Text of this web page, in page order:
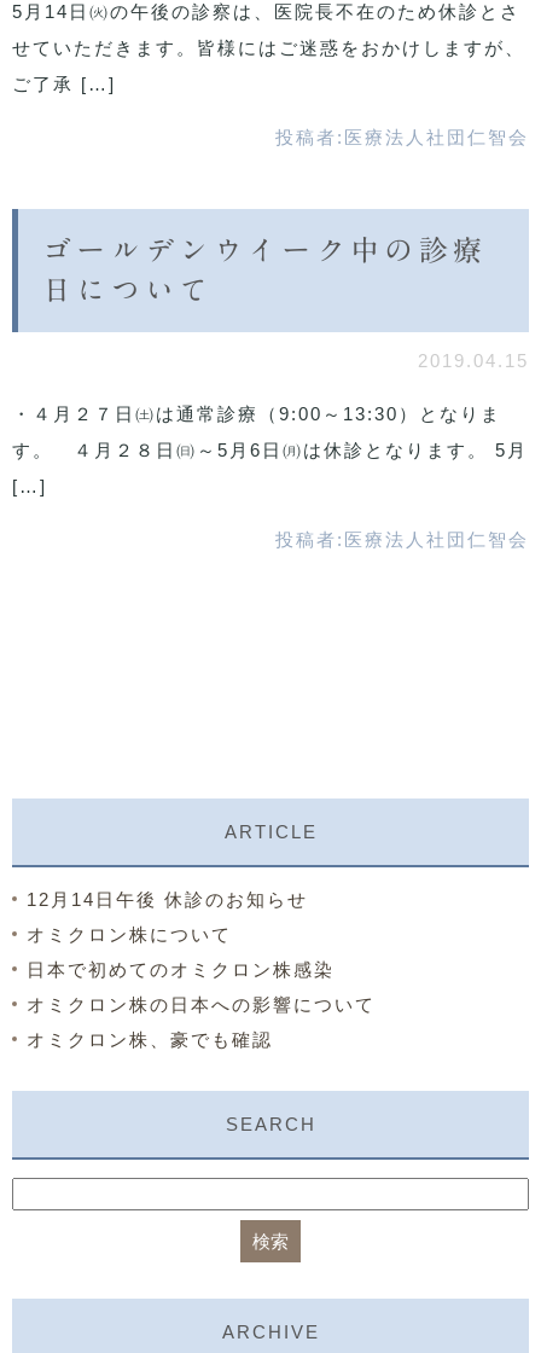
5月14日㈫の午後の診察は、医院長不在のため休診とさ
せていただきます。皆様にはご迷惑をおかけしますが、
ご了承 […]
投稿者: 医療法人社団仁智会
ゴールデンウイーク中の診療
日について
2019.04.15
・４月２７日㈯は通常診療（9:00～13:30）となりま
す。 ４月２８日㈰～5月6日㈪は休診となります。 5月
[…]
投稿者: 医療法人社団仁智会
ARTICLE
12月14日午後 休診のお知らせ
オミクロン株について
日本で初めてのオミクロン株感染
オミクロン株の日本への影響について
オミクロン株、豪でも確認
SEARCH
ARCHIVE